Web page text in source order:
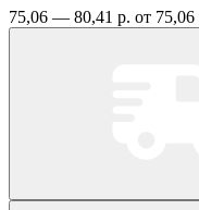
75,06 — 80,41 р. от 75,06